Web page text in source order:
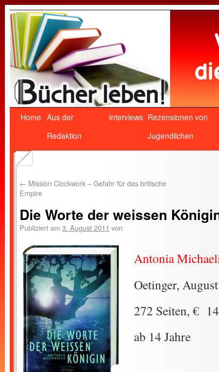
Home Aus der
Redaktion
Interviews Rezensionen von
Jugendlichen
← Mission Clockwork – Gefahr für das britische
Empire
Die Worte der weissen
Publiziert am 3. August 2011 von
Antonia
Oetinger,
272 Seiten, €
ab 14 Jahre